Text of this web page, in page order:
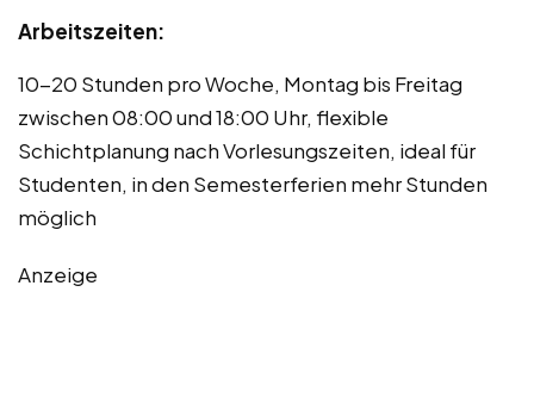
Arbeitszeiten:
10-20 Stunden pro Woche, Montag bis Freitag
zwischen 08:00 und 18:00 Uhr, flexible
Schichtplanung nach Vorlesungszeiten, ideal für
Studenten, in den Semesterferien mehr Stunden
möglich
Anzeige